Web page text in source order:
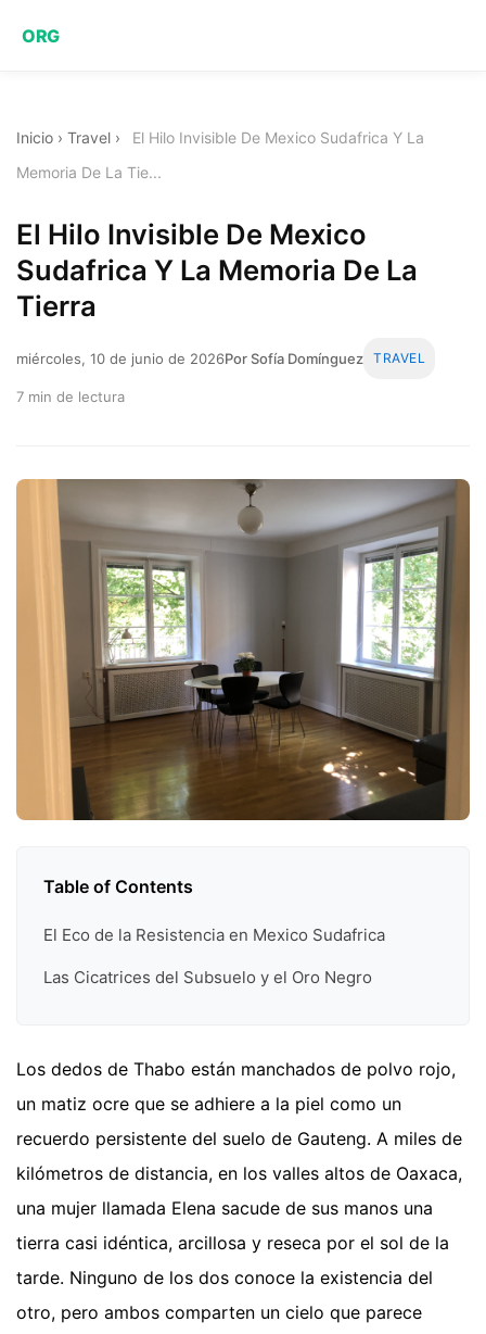
ORG
Inicio › Travel ›
El Hilo Invisible De Mexico Sudafrica Y La
Memoria De La Tie...
El Hilo Invisible De Mexico
Sudafrica Y La Memoria De La
Tierra
miércoles, 10 de junio de 2026Por Sofía Domínguez TRAVEL
7 min de lectura
Table of Contents
El Eco de la Resistencia en Mexico Sudafrica
Las Cicatrices del Subsuelo y el Oro Negro
Los dedos de Thabo están manchados de polvo rojo,
un matiz ocre que se adhiere a la piel como un
recuerdo persistente del suelo de Gauteng. A miles de
kilómetros de distancia, en los valles altos de Oaxaca,
una mujer llamada Elena sacude de sus manos una
tierra casi idéntica, arcillosa y reseca por el sol de la
tarde. Ninguno de los dos conoce la existencia del
otro, pero ambos comparten un cielo que parece